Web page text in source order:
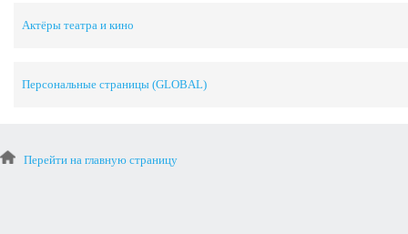
Актёры театра и кино
Персональные страницы (GLOBAL)
Перейти на главную страницу